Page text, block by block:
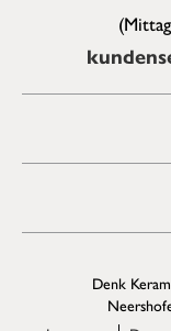
Denk